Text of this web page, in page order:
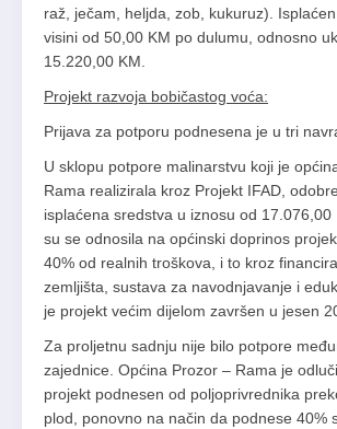
raž, ječam, heljda, zob, kukuruz).
visini od 50,00 KM po dulumu, odnosno
15.220,00 KM.
Projekt razvoja bobičastog voća:
Prijava za potporu podnesena je u tri
U sklopu potpore malinarstvu koji je
Rama realizirala kroz Projekt IFAD,
isplaćena sredstva u iznosu od 17.076,00
su se odnosila na općinski doprinos
40% od realnih troškova, i to kroz
zemljišta, sustava za navodnjavanje i
je projekt većim dijelom završen u jesen
Za proljetnu sadnju nije bilo potpore
zajednice. Općina Prozor – Rama je
projekt podnesen od poljoprivrednika
plod, ponovno na način da podnese 40%